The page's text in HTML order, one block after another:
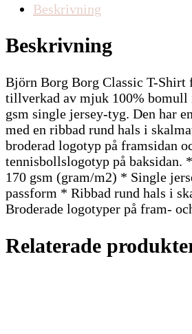
Beskrivning
Beskrivning
Björn Borg Borg Classic T-Shirt
tillverkad av mjuk 100%
gsm single jersey-tyg. Den har
med en ribbad rund hals i
broderad logotyp på framsidan
tennisbollslogotyp på baksidan.
170 gsm (gram/m2) * Single
passform * Ribbad rund hals i
Broderade logotyper på fram-
Relaterade